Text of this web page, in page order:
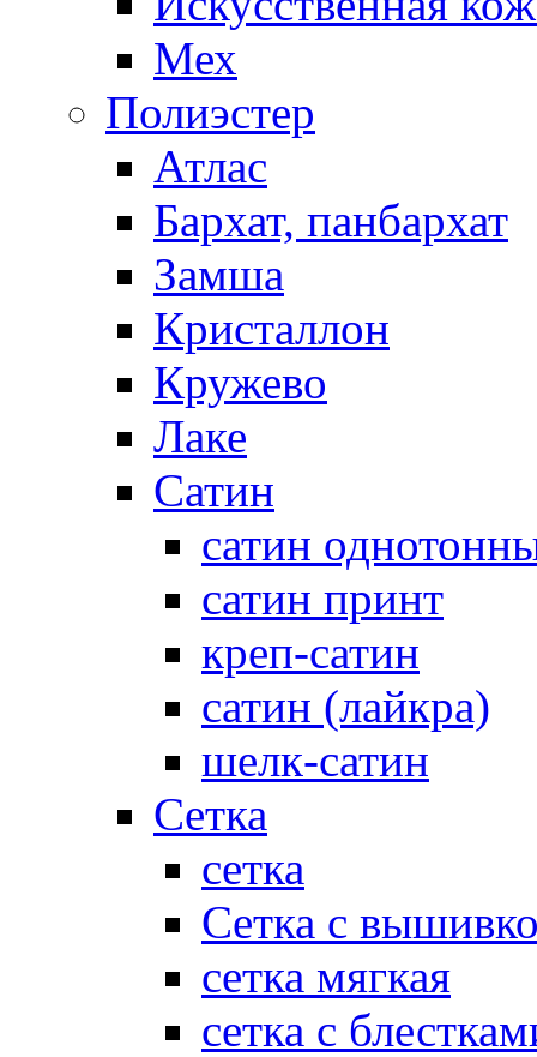
Мех
Полиэстер
Атлас
Бархат, панбархат
Замша
Кристаллон
Кружево
Лаке
Сатин
сатин
сатин принт
креп-сатин
сатин (лайкра)
шелк-сатин
Сетка
сетка
Сетка с
сетка мягкая
сетка с